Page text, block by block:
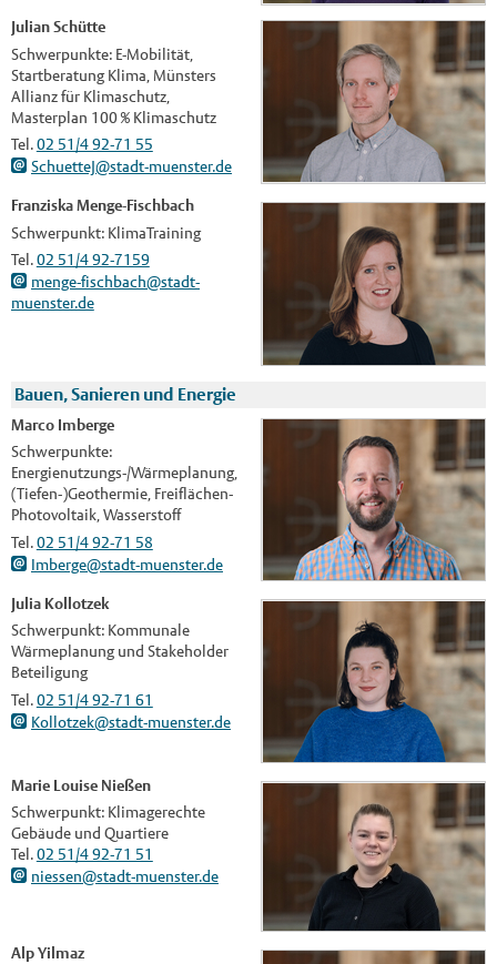
Julian Schütte
Schwerpunkte: E-Mobilität,
Startberatung Klima, Münsters
Allianz für Klimaschutz,
Masterplan 100 % Klimaschutz
Tel.02 51/4 92-71 55
SchuetteJ@stadt-muenster.de
Franziska Menge-Fischbach
Schwerpunkt: KlimaTraining
Tel.02 51/4 92-7159
menge-fischbach@stadt-
muenster.de
Bauen, Sanieren und Energie
Marco Imberge
Schwerpunkte:
Energienutzungs-/Wärmeplanung,
(Tiefen-)Geothermie, Freiflächen-
Photovoltaik, Wasserstoff
Tel.02 51/4 92-71 58
Imberge@stadt-muenster.de
Julia Kollotzek
Schwerpunkt: Kommunale
Wärmeplanung und Stakeholder
Beteiligung
Tel.02 51/4 92-71 61
Kollotzek@stadt-muenster.de
Marie Louise Nießen
Schwerpunkt: Klimagerechte
Gebäude und Quartiere
Tel.02 51/4 92-71 51
niessen@stadt-muenster.de
Alp Yilmaz